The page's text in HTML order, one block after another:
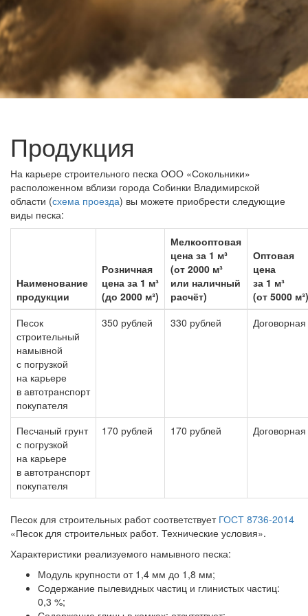
Продукция
На карьере строительного песка ООО «Сокольники»
расположенном вблизи города Собинки Владимирской
области (схема проезда) вы можете приобрести следующие
виды песка:
Наименование
продукции
Розничная
цена за 1 м³
(до 2000 м³)
Мелкооптовая
цена за 1 м³
(от 2000 м³
или наличный
расчёт)
Оптовая
цена
за 1 м³
(от 5000 м³)
Песок
строительный
намывной
с погрузкой
на карьере
в автотранспорт
покупателя
350 рублей 330 рублей Договорная
Песчаный грунт
с погрузкой
на карьере
в автотранспорт
покупателя
170 рублей 170 рублей Договорная
Песок для строительных работ соответствует ГОСТ 8736-2014
«Песок для строительных работ. Технические условия».
Характеристики реализуемого намывного песка:
Модуль крупности от 1,4 мм до 1,8 мм;
Содержание пылевидных частиц и глинистых частиц:
0,3 %;